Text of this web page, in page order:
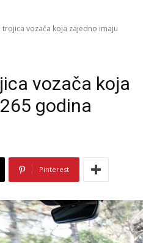
trojica vozača koja zajedno imaju
vozača koja
godina
Pinterest